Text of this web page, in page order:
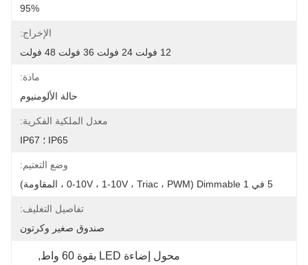
95%
الإخراج:
12 فولت 24 فولت 36 فولت 48 فولت
مادة:
حالة الألومنيوم
معدل الملكية الفكرية:
IP65 ؛ IP67
وضع التعتيم:
5 في 1 Dimmable (0-10V ، 1-10V ، Triac ، PWM ، المقاومة)
تفاصيل التغليف:
صندوق صغير وكرتون
محول إضاءة LED بقوة 60 واط ,